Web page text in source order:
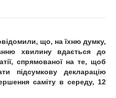
що, на їхню думку,
хвилину вдається до
спрямованої на те, щоб
підсумкову декларацію
саміту в середу, 12